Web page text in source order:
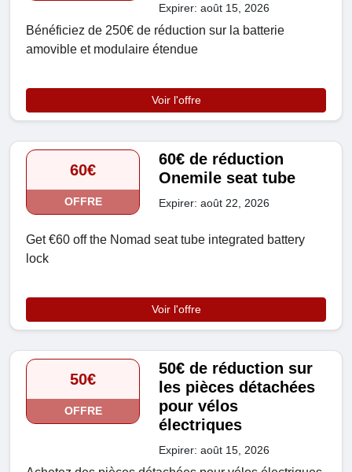
Expirer: août 15, 2026
Bénéficiez de 250€ de réduction sur la batterie
amovible et modulaire étendue
Voir l'offre
60€
OFFRE
60€ de réduction
Onemile seat tube
Expirer: août 22, 2026
Get €60 off the Nomad seat tube integrated battery
lock
Voir l'offre
50€
OFFRE
50€ de réduction sur
les pièces détachées
pour vélos
électriques
Expirer: août 15, 2026